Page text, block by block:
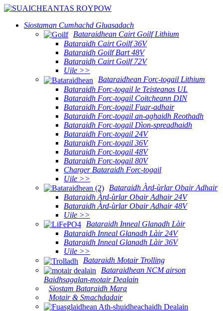
Siostaman Cumhachd Gluasadach
Bataraidhean Cairt Goilf Lithium
Bataraidh Cairt Goilf 36V
Bataraidh Goilf Bart 48V
Bataraidh Cairt Goilf 72V
Uile >>
Bataraidhean Forc-togail Lithium
Bataraidh Forc-togail le Teisteanas UL
Bataraidh Forc-togail Coitcheann DIN
Bataraidh Forc-togail Fuar-adhair
Bataraidh Forc-togail an-aghaidh Reothadh
Bataraidh Forc-togail Dìon-spreadhaidh
Bataraidh Forc-togail 24V
Bataraidh Forc-togail 36V
Bataraidh Forc-togail 48V
Bataraidh Forc-togail 80V
Charger Bataraidh Forc-togail
Uile >>
Bataraidh Àrd-ùrlar Obair Adhair
Bataraidh Àrd-ùrlar Obair Adhair 24V
Bataraidh Àrd-ùrlar Obair Adhair 48V
Uile >>
Bataraidh Inneal Glanadh Làir
Bataraidh Inneal Glanadh Làir 24V
Bataraidh Inneal Glanadh Làir 36V
Uile >>
Bataraidh Motair Trolling
Bataraidhean NCM airson
Baidhsagalan-motair Dealain
Siostam Bataraidh Mara
Motair & Smachdadair